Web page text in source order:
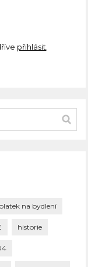
přihlásit.
na bydlení
historie